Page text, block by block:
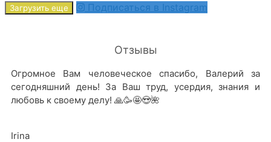
Загрузить еще Подписаться в Instagram
Отзывы
Огромное Вам человеческое спасибо, Валерий за
сегодняшний день! За Ваш труд, усердия, знания и
любовь к своему делу! 🙏🥳🤩😍🌺
Irina